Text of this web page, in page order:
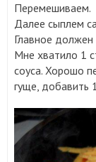
Перемешиваем.
Далее сыплем
Главное должен
Мне хватило 1
соуса. Хорошо
гуще, добавить